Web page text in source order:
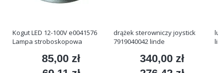
Kogut LED 12-100V e0041576
Lampa stroboskopowa
Cena
85,00 zł
drążek sterowniczy joystick
7919040042 linde
Cena
340,00 zł